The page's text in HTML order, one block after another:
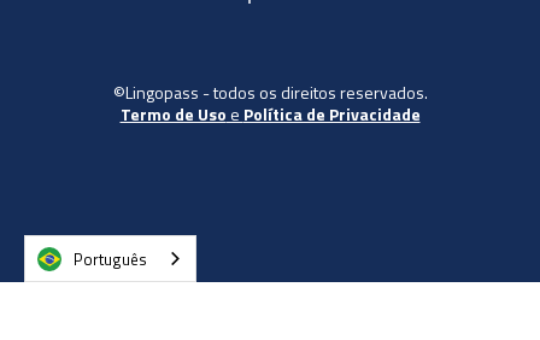
©Lingopass - todos os direitos reservados.
Termo de Uso e Política de Privacidade
Português